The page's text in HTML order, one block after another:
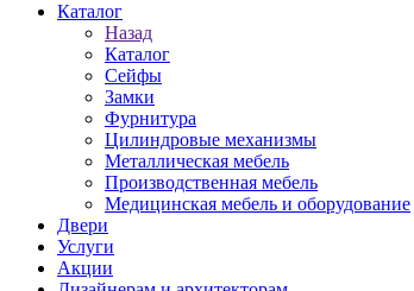
Каталог
Назад
Каталог
Сейфы
Замки
Фурнитура
Цилиндровые механизмы
Металлическая мебель
Производственная мебель
Медицинская мебель и оборудование
Двери
Услуги
Акции